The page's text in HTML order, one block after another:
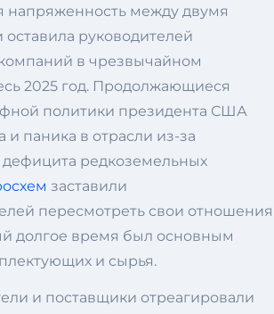
напряженность между двумя
руководителей
в чрезвычайном
2025 год. Продолжающиеся
политики президента США
и паника в отрасли из-за
дефицита редкоземельных
заставили
пересмотреть свои отношения
долгое время был основным
и сырья.
и поставщики отреагировали